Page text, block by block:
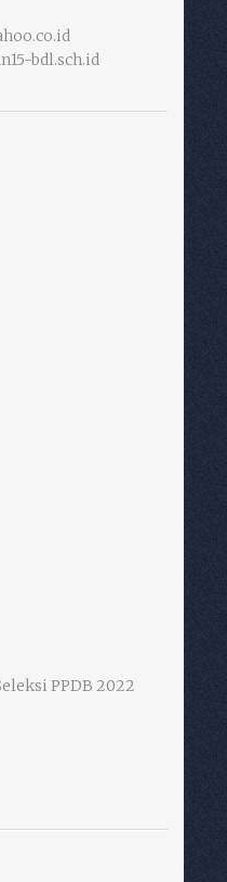
bdl.sch.id
PPDB 2022